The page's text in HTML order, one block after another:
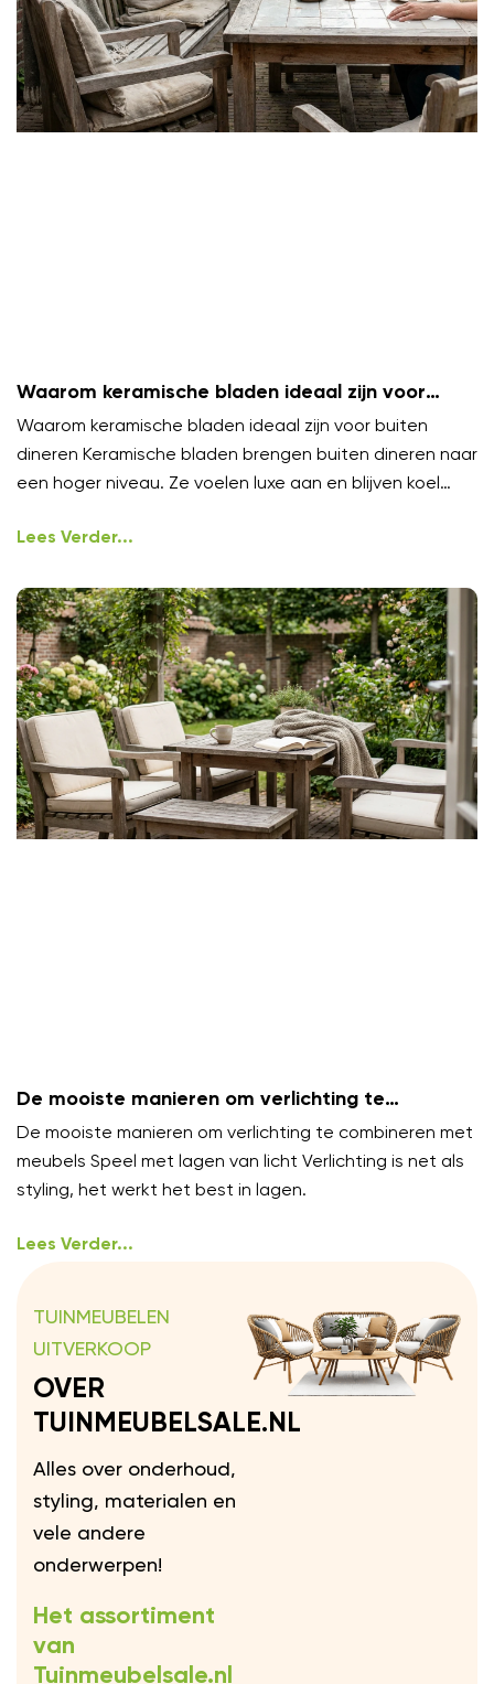
Waarom keramische bladen ideaal zijn voor
buiten dineren
Waarom keramische bladen ideaal zijn voor buiten
dineren Keramische bladen brengen buiten dineren naar
een hoger niveau. Ze voelen luxe aan en blijven koel
Lees Verder...
De mooiste manieren om verlichting te
combineren met meubels
De mooiste manieren om verlichting te combineren met
meubels Speel met lagen van licht Verlichting is net als
styling, het werkt het best in lagen.
Lees Verder...
TUINMEUBELEN
UITVERKOOP
OVER
TUINMEUBELSALE.NL
Alles over onderhoud,
styling, materialen en
vele andere
onderwerpen!
Het assortiment
van
Tuinmeubelsale.nl